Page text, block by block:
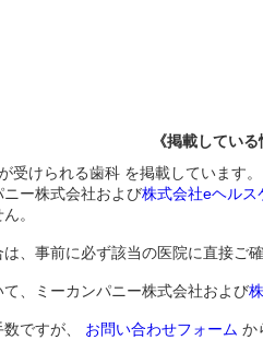
《掲載してい
受けられる歯科 を掲載しています。
ー株式会社および株式会社eヘルス
。
、事前に必ず該当の医院に直接ご確
、ミーカンパニー株式会社および
ですが、 お問い合わせフォーム か